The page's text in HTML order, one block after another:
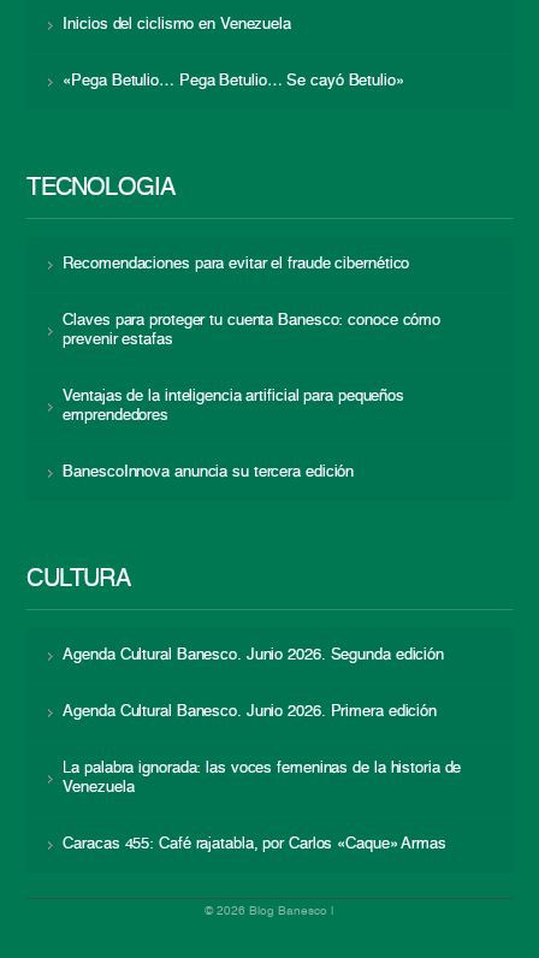
Inicios del ciclismo en Venezuela
«Pega Betulio… Pega Betulio… Se cayó Betulio»
TECNOLOGÍA
Recomendaciones para evitar el fraude cibernético
Claves para proteger tu cuenta Banesco: conoce cómo
prevenir estafas
Ventajas de la inteligencia artificial para pequeños
emprendedores
BanescoInnova anuncia su tercera edición
CULTURA
Agenda Cultural Banesco. Junio 2026. Segunda edición
Agenda Cultural Banesco. Junio 2026. Primera edición
La palabra ignorada: las voces femeninas de la historia de
Venezuela
Caracas 455: Café rajatabla, por Carlos «Caque» Armas
© 2026 Blog Banesco |